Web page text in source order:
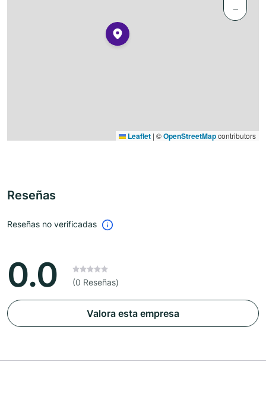
−
Leaflet | ©OpenStreetMapcontributors
Reseñas
Reseñas no verificadas
0.0 (0 Reseñas)
Valora esta empresa